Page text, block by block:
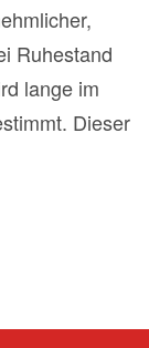
Ruhestand
lange im
Dieser